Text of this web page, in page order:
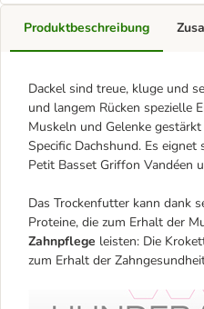
Produktbeschreibung
Dackel sind treue, kluge und
und langem Rücken spezielle
Muskeln und Gelenke
Specific Dachshund. Es
Petit Basset Griffon Vandéen
Das Trockenfutter kann dank
Proteine, die zum Erhalt der
Zahnpflege leisten: Die
zum Erhalt der